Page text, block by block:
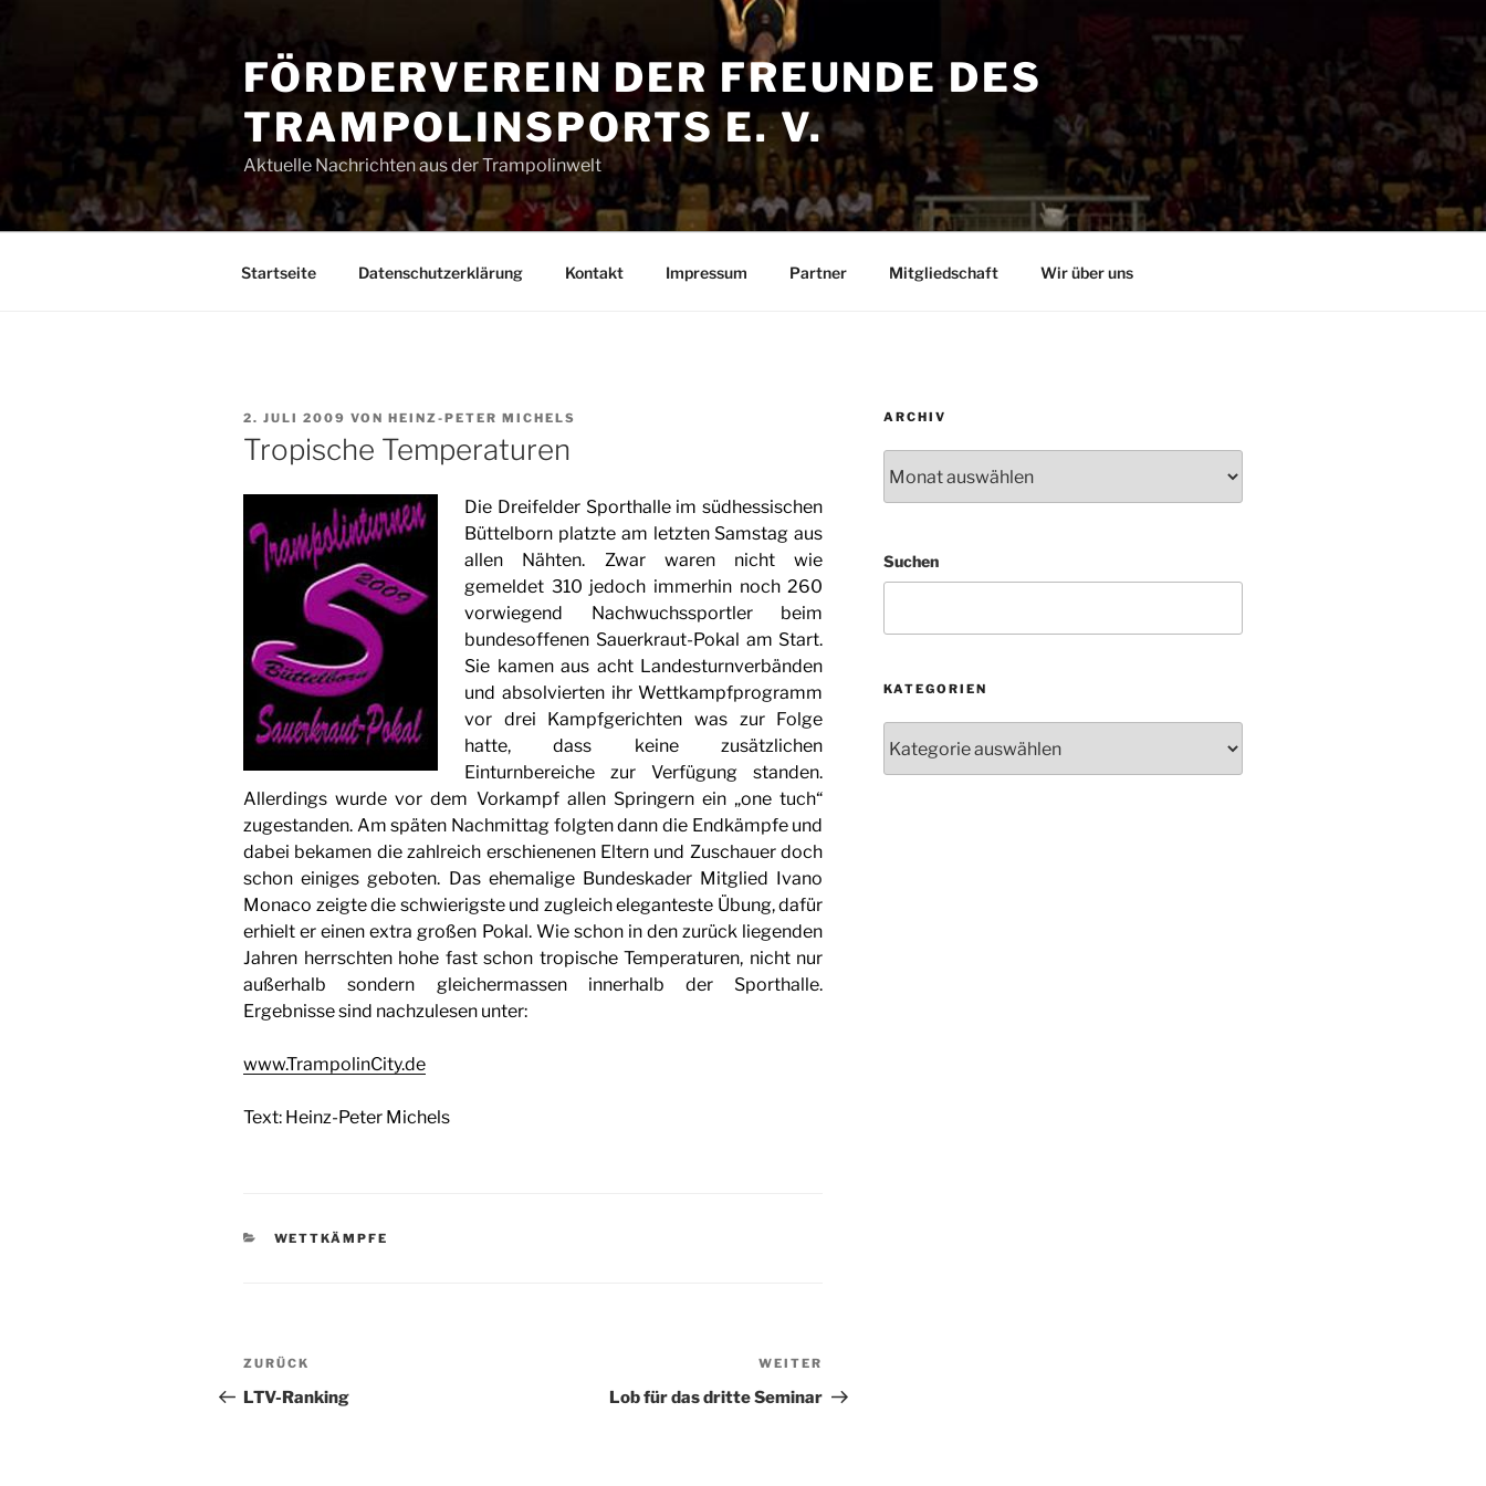
FÖRDERVEREIN DER FREUNDE DES
TRAMPOLINSPORTS E. V.
Aktuelle Nachrichten aus der Trampolinwelt
Startseite Datenschutzerklärung Kontakt Impressum Partner Mitgliedschaft Wir über uns
VERÖFFENTLICHT
AM
2. JULI 2009 VON HEINZ-PETER MICHELS
Tropische Temperaturen
Die Dreifelder Sporthalle im südhessischen
Büttelborn platzte am letzten Samstag aus
allen Nähten. Zwar waren nicht wie
gemeldet 310 jedoch immerhin noch 260
vorwiegend Nachwuchssportler beim
bundesoffenen Sauerkraut-Pokal am Start.
Sie kamen aus acht Landesturnverbänden
und absolvierten ihr Wettkampfprogramm
vor drei Kampfgerichten was zur Folge
hatte, dass keine zusätzlichen
Einturnbereiche zur Verfügung standen.
Allerdings wurde vor dem Vorkampf allen Springern ein „one tuch“
zugestanden. Am späten Nachmittag folgten dann die Endkämpfe und
dabei bekamen die zahlreich erschienenen Eltern und Zuschauer doch
schon einiges geboten. Das ehemalige Bundeskader Mitglied Ivano
Monaco zeigte die schwierigste und zugleich eleganteste Übung, dafür
erhielt er einen extra großen Pokal. Wie schon in den zurück liegenden
Jahren herrschten hohe fast schon tropische Temperaturen, nicht nur
außerhalb sondern gleichermassen innerhalb der Sporthalle.
Ergebnisse sind nachzulesen unter:
www.TrampolinCity.de
Text: Heinz-Peter Michels
KATEGORIEN
WETTKÄMPFE
Beitragsnavigation
Vorheriger
Beitrag
ZURÜCK
LTV-Ranking
Beitrag
WEITER
Lob für das dritte Seminar
ARCHIV
Suchen
KATEGORIEN